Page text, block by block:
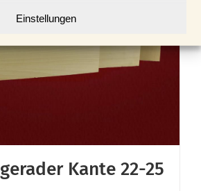
Einstellungen
können
Produktseite
Kante 22-25